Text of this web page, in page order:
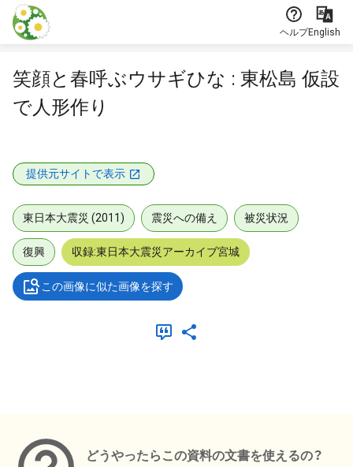
本文に飛ぶ
ヘルプEnglish
笑顔と春呼ぶウサギひな : 東松島 仮設
で人形作り
提供元サイトで表示
東日本大震災 (2011) 震災への備え 被災状況
復興 収録:東日本大震災アーカイブ宮城
この画像に似た画像を探す
どうやったらこの資料の文書を使えるの？